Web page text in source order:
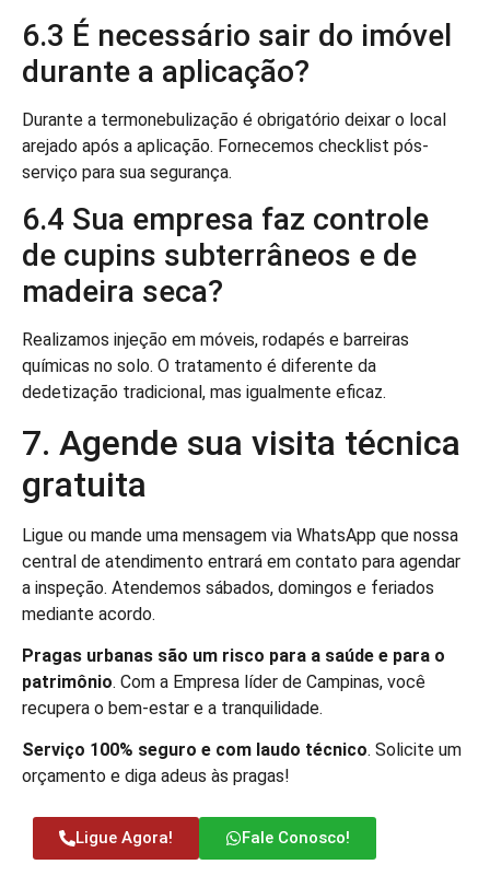
6.3 É necessário sair do imóvel
durante a aplicação?
Durante a termonebulização é obrigatório deixar o local
arejado após a aplicação. Fornecemos checklist pós-
serviço para sua segurança.
6.4 Sua empresa faz controle
de cupins subterrâneos e de
madeira seca?
Realizamos injeção em móveis, rodapés e barreiras
químicas no solo. O tratamento é diferente da
dedetização tradicional, mas igualmente eficaz.
7. Agende sua visita técnica
gratuita
Ligue ou mande uma mensagem via WhatsApp que nossa
central de atendimento entrará em contato para agendar
a inspeção. Atendemos sábados, domingos e feriados
mediante acordo.
Pragas urbanas são um risco para a saúde e para o
patrimônio. Com a Empresa líder de Campinas, você
recupera o bem-estar e a tranquilidade.
Serviço 100% seguro e com laudo técnico. Solicite um
orçamento e diga adeus às pragas!
Ligue Agora! Fale Conosco!